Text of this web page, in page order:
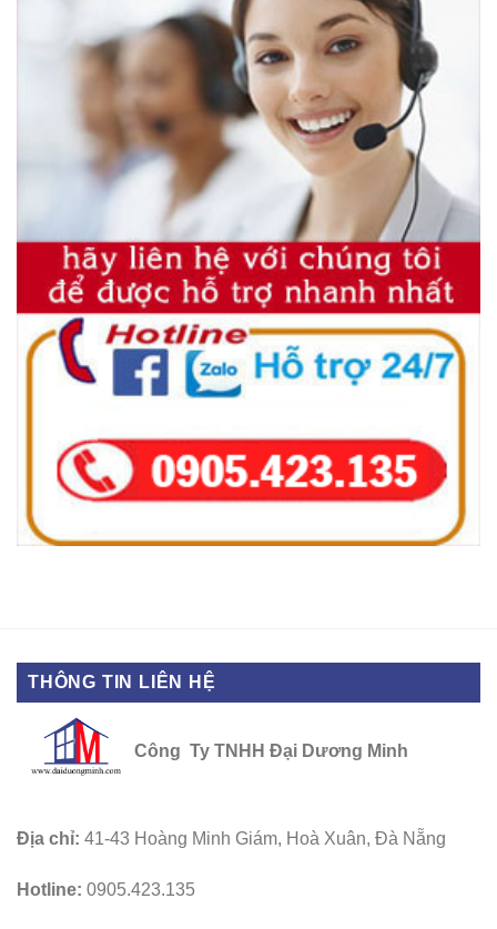
THÔNG TIN LIÊN HỆ
Công Ty TNHH Đại Dương Minh
Địa chỉ: 41-43 Hoàng Minh Giám, Hoà Xuân, Đà Nẵng
Hotline: 0905.423.135